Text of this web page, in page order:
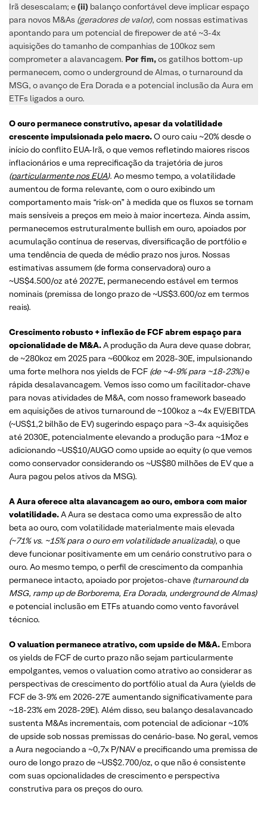
Irã desescalam; e(ii) balanço confortável deve implicar espaço
para novos M&As (geradores de valor), com nossas estimativas
apontando para um potencial de firepower de até ~3-4x
aquisições do tamanho de companhias de 100koz sem
comprometer a alavancagem. Por fim,os gatilhos bottom-up
permanecem, como o underground de Almas, o turnaround da
MSG, o avanço de Era Dorada e a potencial inclusão da Aura em
ETFs ligados a ouro.
O ouro permanece construtivo, apesar da volatilidade
crescente impulsionada pelo macro.O ouro caiu ~20% desde o
início do conflito EUA-Irã, o que vemos refletindo maiores riscos
inflacionários e uma reprecificação da trajetória de juros
(particularmente nos EUA). Ao mesmo tempo, a volatilidade
aumentou de forma relevante, com o ouro exibindo um
comportamento mais “risk-on” à medida que os fluxos se tornam
mais sensíveis a preços em meio à maior incerteza. Ainda assim,
permanecemos estruturalmente bullish em ouro, apoiados por
acumulação contínua de reservas, diversificação de portfólio e
uma tendência de queda de médio prazo nos juros. Nossas
estimativas assumem (de forma conservadora) ouro a
~US$4.500/oz até 2027E, permanecendo estável em termos
nominais (premissa de longo prazo de ~US$3.600/oz em termos
reais).
Crescimento robusto + inflexão de FCF abrem espaço para
opcionalidade de M&A.A produção da Aura deve quase dobrar,
de ~280koz em 2025 para ~600koz em 2028-30E, impulsionando
uma forte melhora nos yields de FCF (de ~4-9% para ~18-23%)e
rápida desalavancagem. Vemos isso como um facilitador-chave
para novas atividades de M&A, com nosso framework baseado
em aquisições de ativos turnaround de ~100koz a ~4x EV/EBITDA
(~US$1,2 bilhão de EV) sugerindo espaço para ~3-4x aquisições
até 2030E, potencialmente elevando a produção para ~1Moz e
adicionando ~US$10/AUGO como upside ao equity (o que vemos
como conservador considerando os ~US$80 milhões de EV que a
Aura pagou pelos ativos da MSG).
A Aura oferece alta alavancagem ao ouro, embora com maior
volatilidade.A Aura se destaca como uma expressão de alto
beta ao ouro, com volatilidade materialmente mais elevada
(~71% vs. ~15% para o ouro em volatilidade anualizada), o que
deve funcionar positivamente em um cenário construtivo para o
ouro. Ao mesmo tempo, o perfil de crescimento da companhia
permanece intacto, apoiado por projetos-chave (turnaround da
MSG, ramp up de Borborema, Era Dorada, underground de Almas)
e potencial inclusão em ETFs atuando como vento favorável
técnico.
O valuation permanece atrativo, com upside de M&A. Embora
os yields de FCF de curto prazo não sejam particularmente
empolgantes, vemos o valuation como atrativo ao considerar as
perspectivas de crescimento do portfólio atual da Aura (yields de
FCF de 3-9% em 2026-27E aumentando significativamente para
~18-23% em 2028-29E). Além disso, seu balanço desalavancado
sustenta M&As incrementais, com potencial de adicionar ~10%
de upside sob nossas premissas do cenário-base. No geral, vemos
a Aura negociando a ~0,7x P/NAV e precificando uma premissa de
ouro de longo prazo de ~US$2.700/oz, o que não é consistente
com suas opcionalidades de crescimento e perspectiva
construtiva para os preços do ouro.